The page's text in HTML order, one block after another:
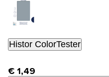
Histor ColorTester
€ 1,49